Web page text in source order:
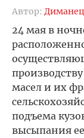
Автор: Диманец
24 мая в
масел и их
подъема
высыпания ее